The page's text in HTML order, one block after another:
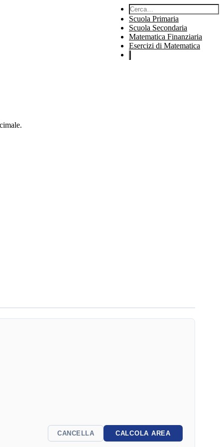
Cerca:
Scuola Primaria
Scuola Secondaria
Matematica Finanziaria
Esercizi di Matematica
CANCELLA CALCOLA AREA